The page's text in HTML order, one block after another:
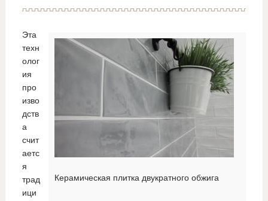
Керамическая плитка двукратного обжига
Эта
техн
олог
ия
про
изво
дств
а
счит
аетс
я
трад
ици